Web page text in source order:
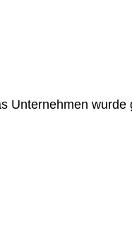
Unternehmen wurde